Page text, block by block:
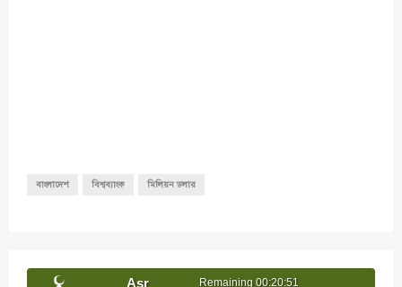
বাংলাদেশ বিশ্বব্যাংক মিলিয়ন ডলার